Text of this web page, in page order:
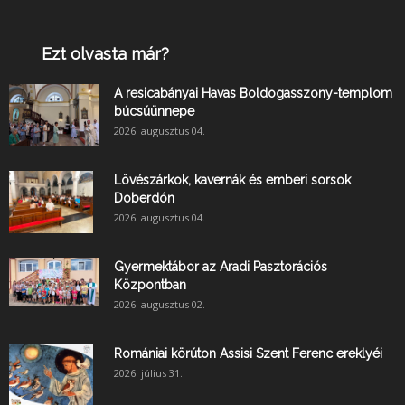
Ezt olvasta már?
A resicabányai Havas Boldogasszony-templom
búcsúünnepe
2026. augusztus 04.
Lövészárkok, kavernák és emberi sorsok
Doberdón
2026. augusztus 04.
Gyermektábor az Aradi Pasztorációs
Központban
2026. augusztus 02.
Romániai körúton Assisi Szent Ferenc ereklyéi
2026. július 31.